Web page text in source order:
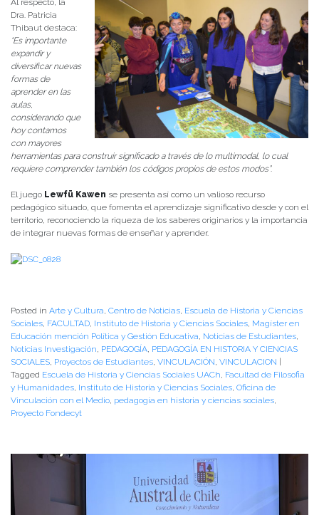
Al respecto, la
Dra. Patricia
Thibaut destaca:
“Es importante
expandir y
diversificar nuevas
formas de
aprender en las
aulas,
considerando que
hoy contamos
con mayores
herramientas para construir significado a través de lo multimodal, lo cual
requiere comprender también los códigos propios de estos modos”.
El juego Lewfü Kawen se presenta así como un valioso recurso
pedagógico situado, que fomenta el aprendizaje significativo desde y con el
territorio, reconociendo la riqueza de los saberes originarios y la importancia
de integrar nuevas formas de enseñar y aprender.
Posted in Arte y Cultura Centro de Noticias Escuela de Historia y Ciencias
Sociales FACULTAD Instituto de Historia y Ciencias Sociales Magíster en
Educación mención Política y Gestión Educativa Noticias de Estudiantes
Noticias Investigación PEDAGOGÍA PEDAGOGÍA EN HISTORIA Y CIENCIAS
SOCIALES Proyectos de Estudiantes VINCULACIÓN VINCULACION |
Tagged Escuela de Historia y Ciencias Sociales UACh Facultad de Filosofia
y Humanidades Instituto de Historia y Ciencias Sociales Oficina de
Vinculación con el Medio pedagogía en historia y ciencias sociales
Proyecto Fondecyt